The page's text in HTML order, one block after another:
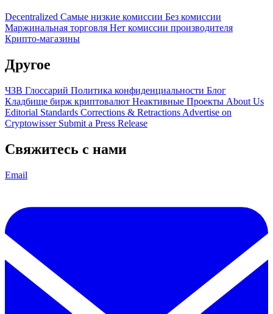
Decentralized Самые низкие комиссии Без комиссии
Маржинальная торговля Нет комиссии производителя
Крипто-магазины
Другое
ЧЗВ Глоссарий Политика конфиденциальности Блог
Кладбище бирж криптовалют Неактивные Проекты About Us
Editorial Standards Corrections & Retractions Advertise on
Cryptowisser Submit a Press Release
Свяжитесь с нами
Email